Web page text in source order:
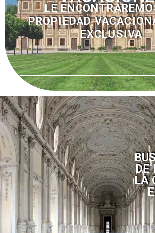
LE
PROPIEDAD
EXCLUSIVA
DE
LA